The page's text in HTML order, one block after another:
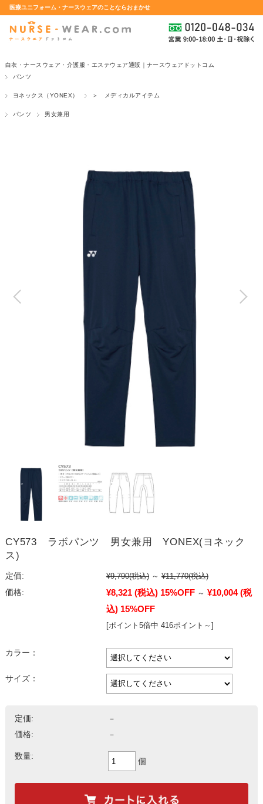
医療ユニフォーム・ナースウェアのことならおまかせ
白衣・ナースウェア・介護服・エステウェア通販｜ナースウェアドットコム
パンツ
ヨネックス（YONEX） ＞ メディカルアイテム
パンツ 男女兼用
CY573 ラボパンツ 男女兼用 YONEX(ヨネック
ス)
定価: ¥9,790(税込) ～ ¥11,770(税込)
価格:
¥8,321 (税込) 15%OFF ～ ¥10,004 (税
込) 15%OFF
[ポイント5倍中 416ポイント～]
カラー：
サイズ：
定価:
－
価格:
－
数量:
個